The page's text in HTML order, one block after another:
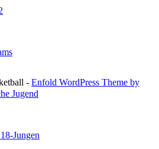
Jugend
Jungen
- Enfold WordPress Theme by